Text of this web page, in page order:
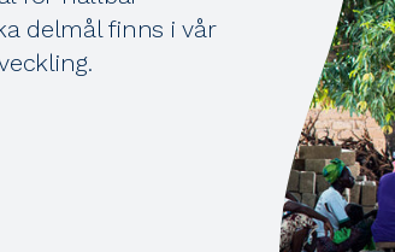
delmål finns i vår